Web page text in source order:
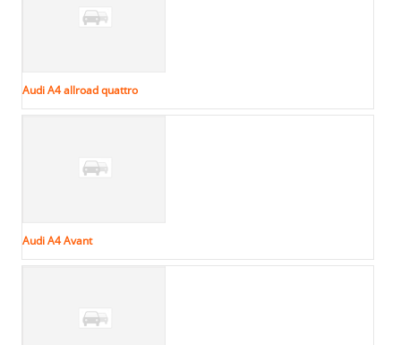
Audi A4 allroad quattro
Audi A4 Avant